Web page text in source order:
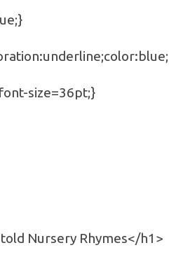
size=36pt;}
Nursery Rhymes</h1>